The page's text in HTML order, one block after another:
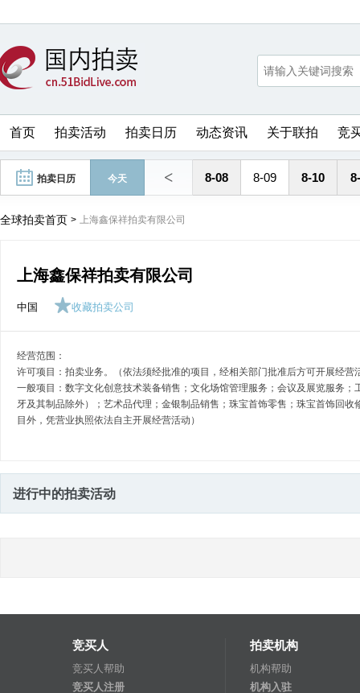
首页 拍卖活动 拍卖日历 动态资讯 关于联拍 竞
拍卖日历 今天 < 8-08 8-09 8-10
全球拍卖首页 > 上海鑫保祥拍卖有限公司
上海鑫保祥拍卖有限公司
中国 收藏拍卖公司
经营范围：
许可项目：拍卖业务。（依法须经批准的项目，经相关部门批准后方可开展经
一般项目：数字文化创意技术装备销售；文化场馆管理服务；会议及展览服务
牙及其制品除外）；艺术品代理；金银制品销售；珠宝首饰零售；珠宝首饰回
目外，凭营业执照依法自主开展经营活动）
进行中的拍卖活动
竞买人
竞买人帮助
竞买人注册
拍卖机构
机构帮助
机构入驻